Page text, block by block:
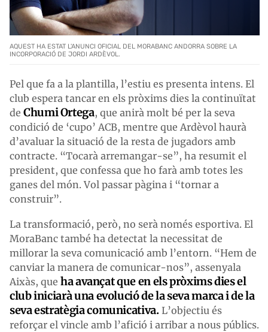
AQUEST HA ESTAT L'ANUNCI OFICIAL DEL MORABANC ANDORRA SOBRE LA
INCORPORACIÓ DE JORDI ARDÈVOL.
Pel que fa a la plantilla, l’estiu es presenta intens. El
club espera tancar en els pròxims dies la continuïtat
de Chumi Ortega, que anirà molt bé per la seva
condició de ‘cupo’ ACB, mentre que Ardèvol haurà
d’avaluar la situació de la resta de jugadors amb
contracte. “Tocarà arremangar-se”, ha resumit el
president, que confessa que ho farà amb totes les
ganes del món. Vol passar pàgina i “tornar a
construir”.
La transformació, però, no serà només esportiva. El
MoraBanc també ha detectat la necessitat de
millorar la seva comunicació amb l’entorn. “Hem de
canviar la manera de comunicar-nos”, assenyala
Aixàs, que ha avançat que en els pròxims dies el
club iniciarà una evolució de la seva marca i de la
seva estratègia comunicativa.L’objectiu és
reforçar el vincle amb l’afició i arribar a nous públics.